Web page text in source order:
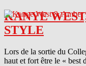
KANYE
STYLE
Lors de la sortie du
haut et fort être le « best